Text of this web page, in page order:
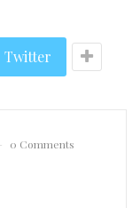
Twitter
0 Comments